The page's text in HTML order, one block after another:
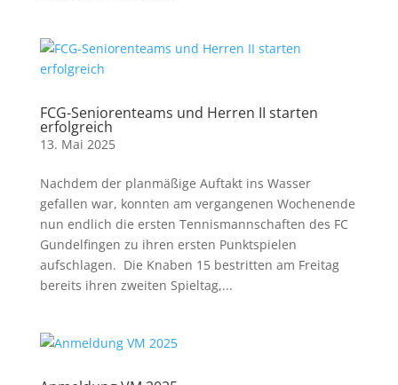
FCG-Seniorenteams und Herren II starten
erfolgreich
13. Mai 2025
Nachdem der planmäßige Auftakt ins Wasser
gefallen war, konnten am vergangenen Wochenende
nun endlich die ersten Tennismannschaften des FC
Gundelfingen zu ihren ersten Punktspielen
aufschlagen. Die Knaben 15 bestritten am Freitag
bereits ihren zweiten Spieltag,...